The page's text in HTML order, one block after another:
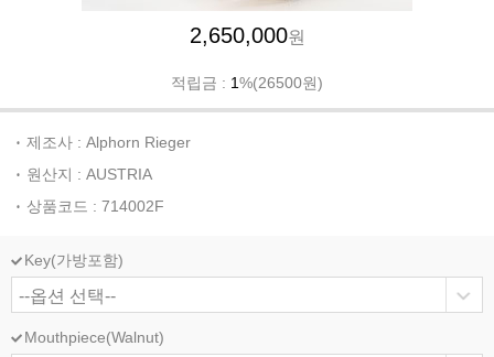
2,650,000원
적립금 : 1%(26500원)
제조사 : Alphorn Rieger
원산지 : AUSTRIA
상품코드 : 714002F
Key(가방포함)
Mouthpiece(Walnut)